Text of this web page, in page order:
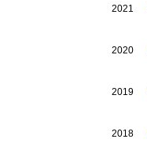
2021
2020
2019
2018